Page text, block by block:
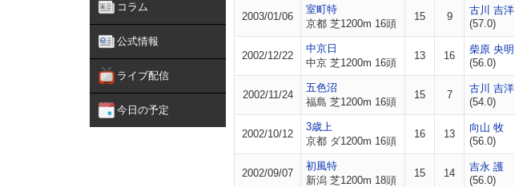
コラム
公式情報
ライブ配信
今日の予定
2003/01/06
室町特
京都 芝1200m 16頭
15 9
古川 吉洋
(57.0)
2002/12/22
中京日
中京 芝1200m 16頭
13 16
柴原 央明
(56.0)
2002/11/24
五色沼
福島 芝1200m 16頭
15 7
古川 吉洋
(54.0)
2002/10/12
3歳上
京都 ダ1200m 16頭
16 13
向山 牧
(56.0)
2002/09/07
初風特
新潟 芝1200m 18頭
15 14
吉永 護
(56.0)